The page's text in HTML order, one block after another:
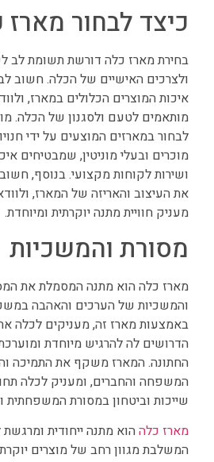
כיצד לבחור מארז
בחירת מארז כלה דורשת תשומת לב
ולצרכים האישיים של הכלה. חשוב
איכות המוצרים הכלולים במארז,
מותאמים לטעם ולסגנון של הכלה.
לבחור במארזים המוצעים על ידי חנויות
מוכרים ובעלי מוניטין, שמבטיחים
ושירות לקוחות מקצועי. בנוסף, חשוב
את העיצוב והאריזה של המארז, ולוודא
מעניק חוויית מתנה יוקרתית ומיוחדת.
מסורת והמשכיות
מארז כלה הוא מתנה המסמלת את
והמשכיות של הערכים והאהבה
באמצעות מארז זה, מעניקים לכלה את
הדרושים לה להרגיש מיוחדת ומוערכת
החתונה. המארז משקף את התמיכה
המשפחה והחברים, ומעניק לכלה
שייכות וביטחון במסורת המשפחתית
מארז כלההוא מתנה ייחודית ומרגשת
המשלבת מגוון רחב של מוצרים